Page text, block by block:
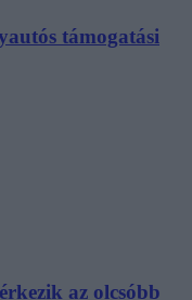
támogatási
az olcsóbb